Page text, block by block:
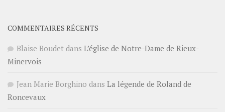
COMMENTAIRES RÉCENTS
Blaise Boudet dans L’église de Notre-Dame de Rieux-
Minervois
Jean Marie Borghino dans La légende de Roland de
Roncevaux